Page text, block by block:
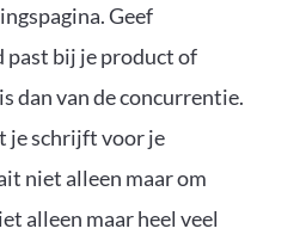
Geef
past bij je product of
dan van de concurrentie.
je schrijft voor je
niet alleen maar om
alleen maar heel veel